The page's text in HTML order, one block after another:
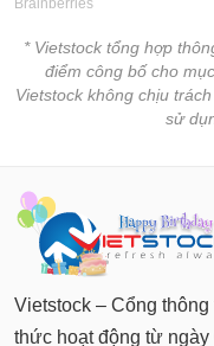
* Vietstock tổng hợp
điểm công bố cho
Vietstock không chịu
sử
Vietstock – Cổng
thức hoạt động từ